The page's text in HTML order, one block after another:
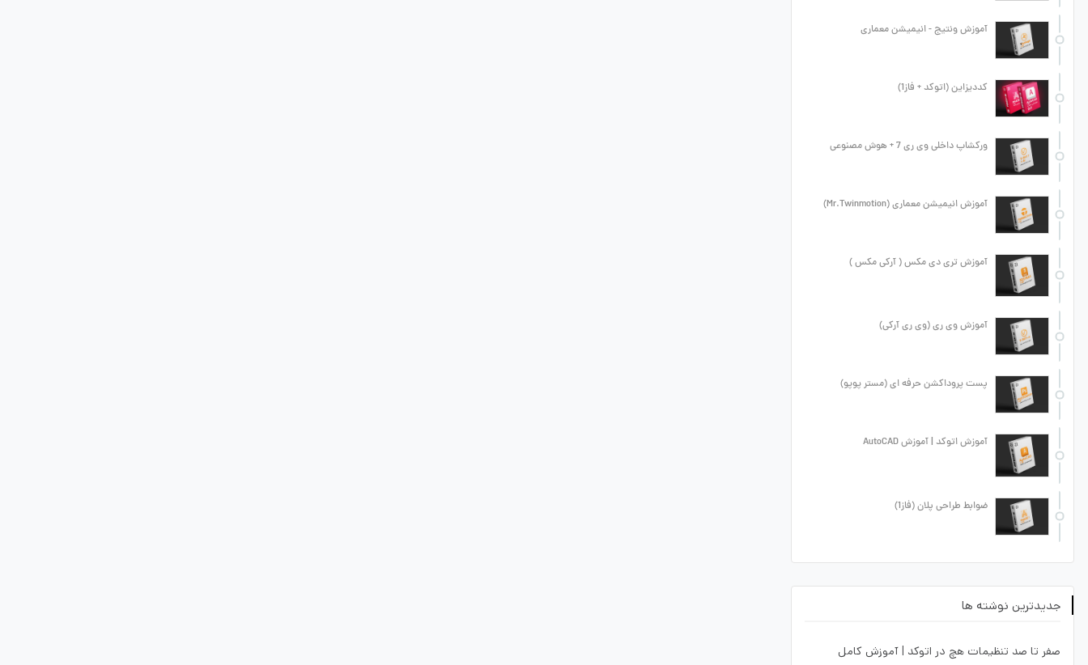
آموزش ونتیج - انیمیشن معماری
کددیزاین (اتوکد + فاز1)
ورکشاپ داخلی وی ری 7 + هوش مصنوعی
آموزش انیمیشن معماری (Mr.Twinmotion)
آموزش تری دی مکس ( آرکی مکس )
آموزش وی ری (وی ری آرکی)
پست پروداکشن حرفه ای (مستر پوپو)
آموزش اتوکد | آموزش AutoCAD
ضوابط طراحی پلان (فاز1)
جدیدترین نوشته ها
صفر تا صد تنظیمات هچ در اتوکد | آموزش کامل